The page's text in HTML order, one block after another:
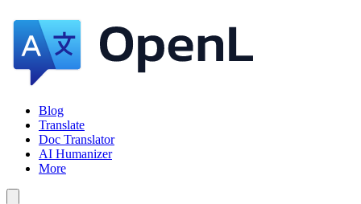
Blog
Translate
Doc Translator
AI Humanizer
More